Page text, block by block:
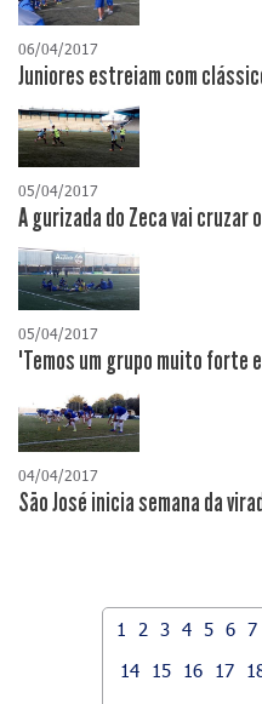
06/04/2017
Juniores estreiam com
05/04/2017
A gurizada do Zeca vai cruzar
05/04/2017
"Temos um grupo muito forte
04/04/2017
São José inicia semana da
1 2 3 4 5 6 7
14
15 16 17